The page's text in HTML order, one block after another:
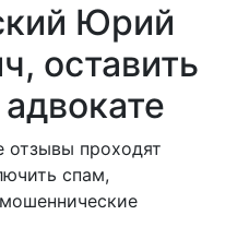
Юрий
оставить
отзывы проходят
спам,